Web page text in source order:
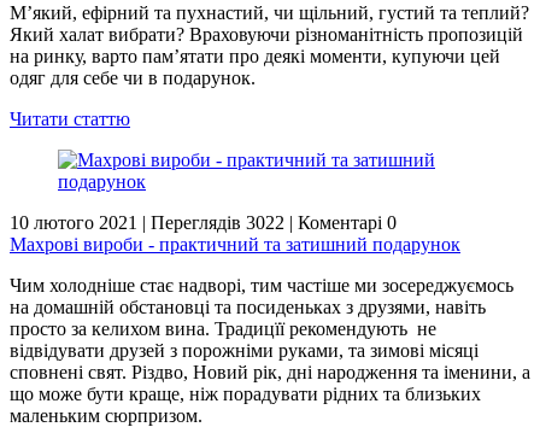
М’який, ефірний та пухнастий, чи щільний, густий та теплий?
Який халат вибрати? Враховуючи різноманітність пропозицій
на ринку, варто пам’ятати про деякі моменти, купуючи цей
одяг для себе чи в подарунок.
Читати статтю
10 лютого 2021 | Переглядів 3022 | Коментарі 0
Махрові вироби - практичний та затишний подарунок
Чим холодніше стає надворі, тим частіше ми зосереджуємось
на домашній обстановці та посиденьках з друзями, навіть
просто за келихом вина. Традицїї рекомендують не
відвідувати друзей з порожніми руками, та зимові місяці
сповнені свят. Різдво, Новий рік, дні народження та іменини, а
що може бути краще, ніж порадувати рідних та близьких
маленьким сюрпризом.